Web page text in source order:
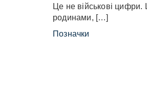
Це не військові
родинами, […]
Позначки